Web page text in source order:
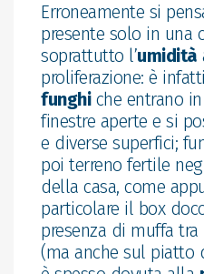
Erroneamente si
presente solo in una
soprattutto l’umidità
proliferazione: è
funghiche entrano
finestre aperte e si
e diverse superfici;
poi terreno fertile
della casa, come
particolare il box
presenza di muffa
(ma anche sul piatto